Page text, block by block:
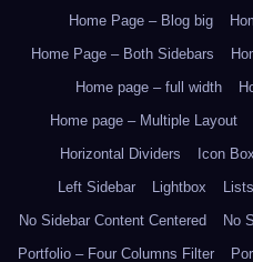
Home Page – Blog big
Home Page – Both Sidebars
Home page – full width
Home page – Multiple Layout
Horizontal Dividers
Icon Box
Left Sidebar
Lightbox Lists
No Sidebar Content Centered
No
Portfolio – Four Columns Filter